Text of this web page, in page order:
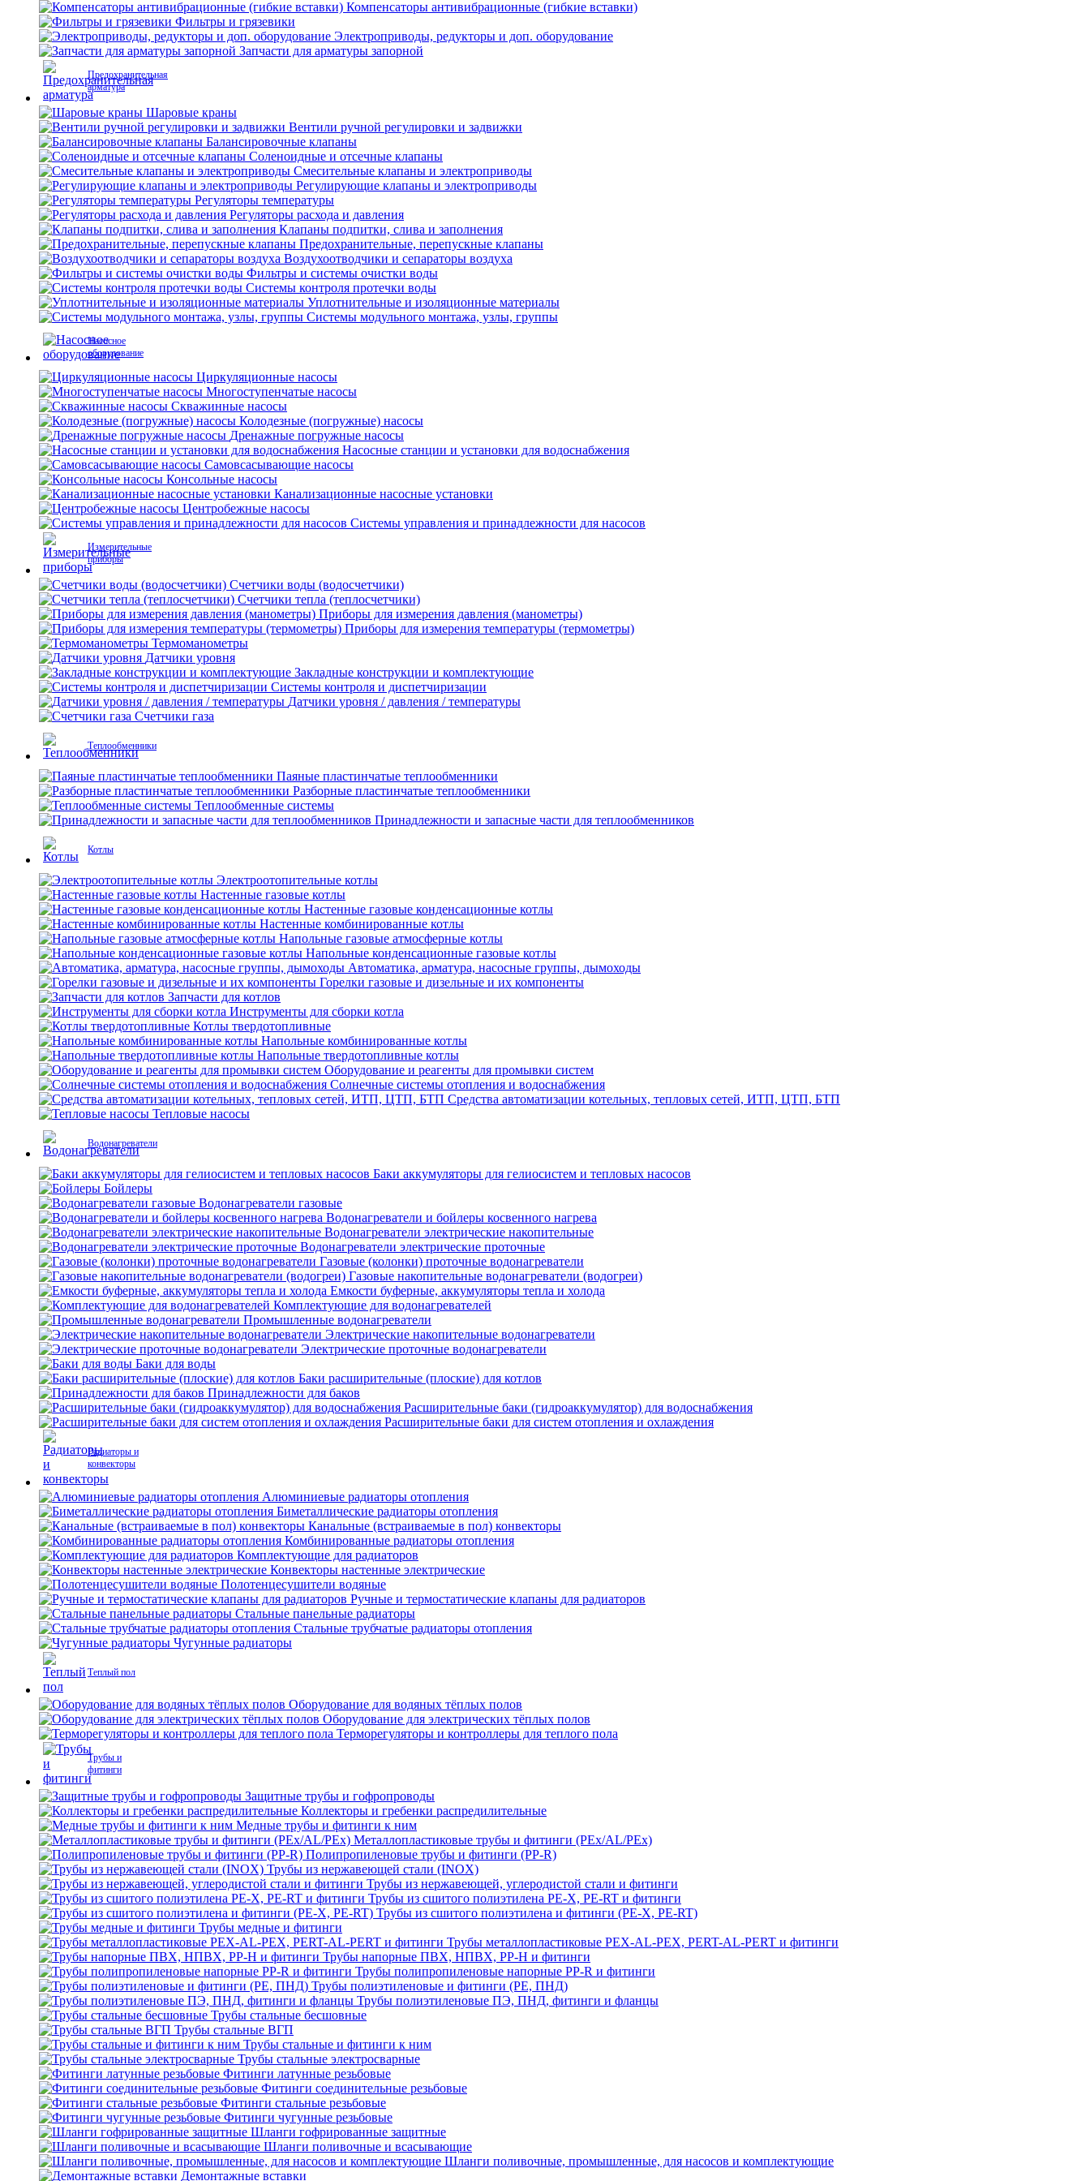
Компенсаторы антивибрационные (гибкие вставки)
Фильтры и грязевики
Электроприводы, редукторы и доп. оборудование
Запчасти для арматуры запорной
Предохранительная
арматура
Шаровые краны
Вентили ручной регулировки и задвижки
Балансировочные клапаны
Соленоидные и отсечные клапаны
Смесительные клапаны и электроприводы
Регулирующие клапаны и электроприводы
Регуляторы температуры
Регуляторы расхода и давления
Клапаны подпитки, слива и заполнения
Предохранительные, перепускные клапаны
Воздухоотводчики и сепараторы воздуха
Фильтры и системы очистки воды
Системы контроля протечки воды
Уплотнительные и изоляционные материалы
Системы модульного монтажа, узлы, группы
Насосное
оборудование
Циркуляционные насосы
Многоступенчатые насосы
Скважинные насосы
Колодезные (погружные) насосы
Дренажные погружные насосы
Насосные станции и установки для водоснабжения
Самовсасывающие насосы
Консольные насосы
Канализационные насосные установки
Центробежные насосы
Системы управления и принадлежности для насосов
Измерительные
приборы
Счетчики воды (водосчетчики)
Счетчики тепла (теплосчетчики)
Приборы для измерения давления (манометры)
Приборы для измерения температуры (термометры)
Термоманометры
Датчики уровня
Закладные конструкции и комплектующие
Системы контроля и диспетчиризации
Датчики уровня / давления / температуры
Счетчики газа
Теплообменники
Паяные пластинчатые теплообменники
Разборные пластинчатые теплообменники
Теплообменные системы
Принадлежности и запасные части для теплообменников
Котлы
Электроотопительные котлы
Настенные газовые котлы
Настенные газовые конденсационные котлы
Настенные комбинированные котлы
Напольные газовые атмосферные котлы
Напольные конденсационные газовые котлы
Автоматика, арматура, насосные группы, дымоходы
Горелки газовые и дизельные и их компоненты
Запчасти для котлов
Инструменты для сборки котла
Котлы твердотопливные
Напольные комбинированные котлы
Напольные твердотопливные котлы
Оборудование и реагенты для промывки систем
Солнечные системы отопления и водоснабжения
Средства автоматизации котельных, тепловых сетей, ИТП, ЦТП, БТП
Тепловые насосы
Водонагреватели
Баки аккумуляторы для гелиосистем и тепловых насосов
Бойлеры
Водонагреватели газовые
Водонагреватели и бойлеры косвенного нагрева
Водонагреватели электрические накопительные
Водонагреватели электрические проточные
Газовые (колонки) проточные водонагреватели
Газовые накопительные водонагреватели (водогреи)
Емкости буферные, аккумуляторы тепла и холода
Комплектующие для водонагревателей
Промышленные водонагреватели
Электрические накопительные водонагреватели
Электрические проточные водонагреватели
Баки для воды
Баки расширительные (плоские) для котлов
Принадлежности для баков
Расширительные баки (гидроаккумулятор) для водоснабжения
Расширительные баки для систем отопления и охлаждения
Радиаторы и
конвекторы
Алюминиевые радиаторы отопления
Биметаллические радиаторы отопления
Канальные (встраиваемые в пол) конвекторы
Комбинированные радиаторы отопления
Комплектующие для радиаторов
Конвекторы настенные электрические
Полотенцесушители водяные
Ручные и термостатические клапаны для радиаторов
Стальные панельные радиаторы
Стальные трубчатые радиаторы отопления
Чугунные радиаторы
Теплый пол
Оборудование для водяных тёплых полов
Оборудование для электрических тёплых полов
Терморегуляторы и контроллеры для теплого пола
Трубы и
фитинги
Защитные трубы и гофропроводы
Коллекторы и гребенки распредилительные
Медные трубы и фитинги к ним
Металлопластиковые трубы и фитинги (PEx/AL/PEx)
Полипропиленовые трубы и фитинги (PP-R)
Трубы из нержавеющей стали (INOX)
Трубы из нержавеющей, углеродистой стали и фитинги
Трубы из сшитого полиэтилена PE-X, PE-RT и фитинги
Трубы из сшитого полиэтилена и фитинги (PE-X, PE-RT)
Трубы медные и фитинги
Трубы металлопластиковые PEX-AL-PEX, PERT-AL-PERT и фитинги
Трубы напорные ПВХ, НПВХ, PP-H и фитинги
Трубы полипропиленовые напорные PP-R и фитинги
Трубы полиэтиленовые и фитинги (PE, ПНД)
Трубы полиэтиленовые ПЭ, ПНД, фитинги и фланцы
Трубы стальные бесшовные
Трубы стальные ВГП
Трубы стальные и фитинги к ним
Трубы стальные электросварные
Фитинги латунные резьбовые
Фитинги соединительные резьбовые
Фитинги стальные резьбовые
Фитинги чугунные резьбовые
Шланги гофрированные защитные
Шланги поливочные и всасывающие
Шланги поливочные, промышленные, для насосов и комплектующие
Демонтажные вставки